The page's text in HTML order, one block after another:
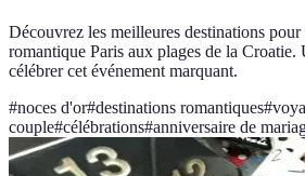
Découvrez les meilleures destinations
romantique Paris aux plages de la
célébrer cet événement marquant.
#noces d'or#destinations romantiques#
couple#célébrations#anniversaire de